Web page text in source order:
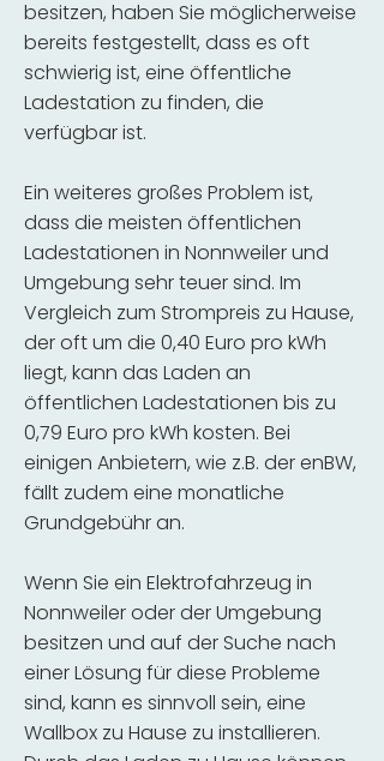
besitzen, haben Sie möglicherweise
bereits festgestellt, dass es oft
schwierig ist, eine öffentliche
Ladestation zu finden, die
verfügbar ist.
Ein weiteres großes Problem ist,
dass die meisten öffentlichen
Ladestationen in Nonnweiler und
Umgebung sehr teuer sind. Im
Vergleich zum Strompreis zu Hause,
der oft um die 0,40 Euro pro kWh
liegt, kann das Laden an
öffentlichen Ladestationen bis zu
0,79 Euro pro kWh kosten. Bei
einigen Anbietern, wie z.B. der enBW,
fällt zudem eine monatliche
Grundgebühr an.
Wenn Sie ein Elektrofahrzeug in
Nonnweiler oder der Umgebung
besitzen und auf der Suche nach
einer Lösung für diese Probleme
sind, kann es sinnvoll sein, eine
Wallbox zu Hause zu installieren.